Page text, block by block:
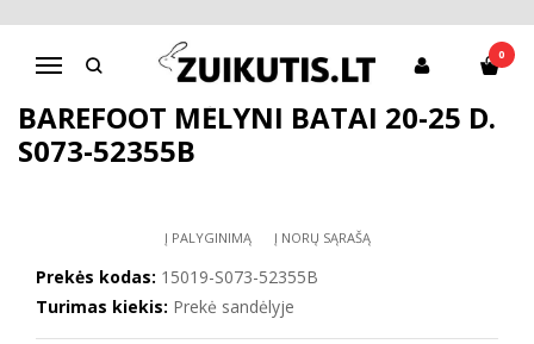
Navigacija
0
Pagrindinis
D.D.Step batai mergaitėms
Barefoot mėlyni batai 20-25 d. S073-52355B
BAREFOOT MĖLYNI BATAI 20-25 D.
S073-52355B
Į PALYGINIMĄ Į NORŲ SĄRAŠĄ
Prekės kodas: 15019-S073-52355B
Turimas kiekis: Prekė sandėlyje